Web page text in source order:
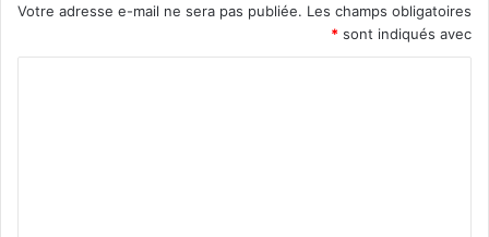
Votre adresse e-mail ne sera pas publiée. Les champs obligatoires
sont indiqués avec
*